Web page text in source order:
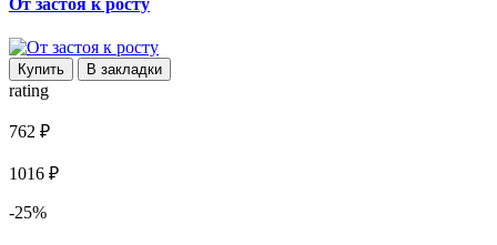
Купить В закладки
rating
762 ₽
1016 ₽
-25%